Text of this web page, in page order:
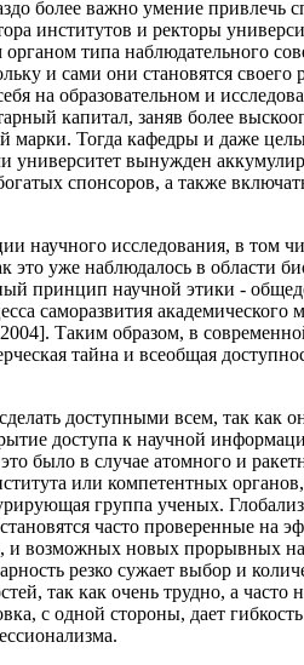
более важно умение привлечь
институтов и ректоры
типа наблюдательного
и сами они становятся
на образовательном и
капитал, заняв более
марки. Тогда кафедры и даже
университет вынужден
спонсоров, а также
научного исследования, в том
это уже наблюдалось в области
принцип научной этики -
саморазвития
Таким образом, в
тайна и всеобщая
доступными всем, так
доступа к научной
было в случае атомного и
или компетентных
группа ученых.
часто проверенные на
и возможных новых прорывных
резко сужает выбор и
так как очень трудно, а часто
с одной стороны, дает